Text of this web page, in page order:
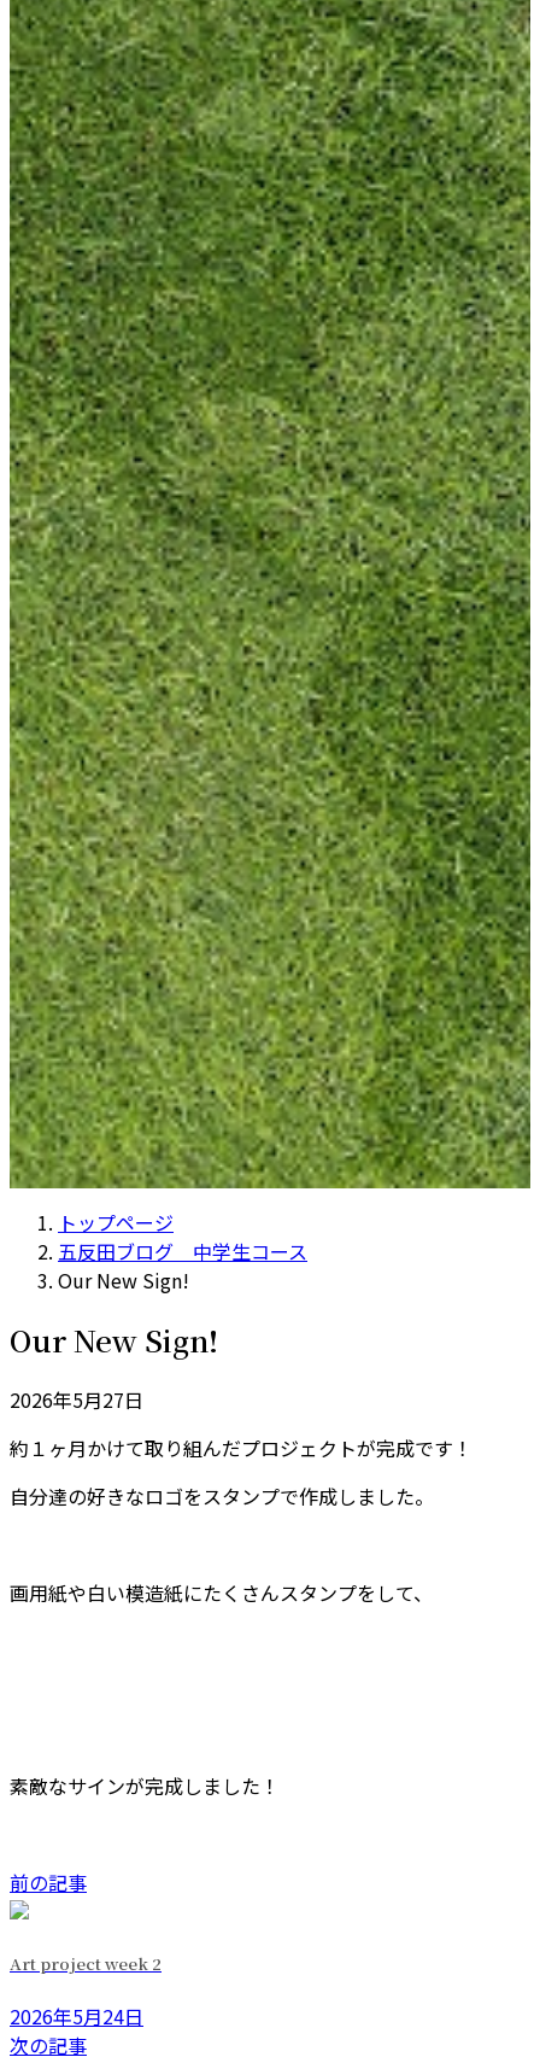
ス
キ
ッ
プ
ン
に
移
動
中学生コース
高校生コース
下高井戸校の特徴
Adventure Down Under
スタディツアーについて
ゴールドコースト（オーストラリア）のスタディ
ツアー
ケアンズ（オーストラリア）のスタディツアー
ボホール島（フィリピン）のスタディーツアー
生徒体験談
英語で世界が変わる
FAQ
ブログ
五反田ブログ 小学生コース
五反田ブログ 中学生コース
荻窪ブログ
下高井戸ブログ
立川ブログ
恵比寿ブログ
学校概要
アクセス
お問い合わせ
Instagram
ATLAS International School Official
五反田インスタグラム
荻窪インスタグラム
立川インスタグラム
下高井戸インスタグラム
恵比寿インスタグラム
トップページ
五反田ブログ 中学生コース
Our New Sign!
Our New Sign!
2026年5月27日
約１ヶ月かけて取り組んだプロジェクトが完成です！
自分達の好きなロゴをスタンプ‎で作成しました。
画用紙や白い模造紙にたくさんスタンプをして、
素敵なサインが完成しました！
前の記事
Art project week 2
2026年5月24日
次の記事